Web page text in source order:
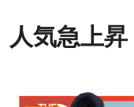
人気急上昇